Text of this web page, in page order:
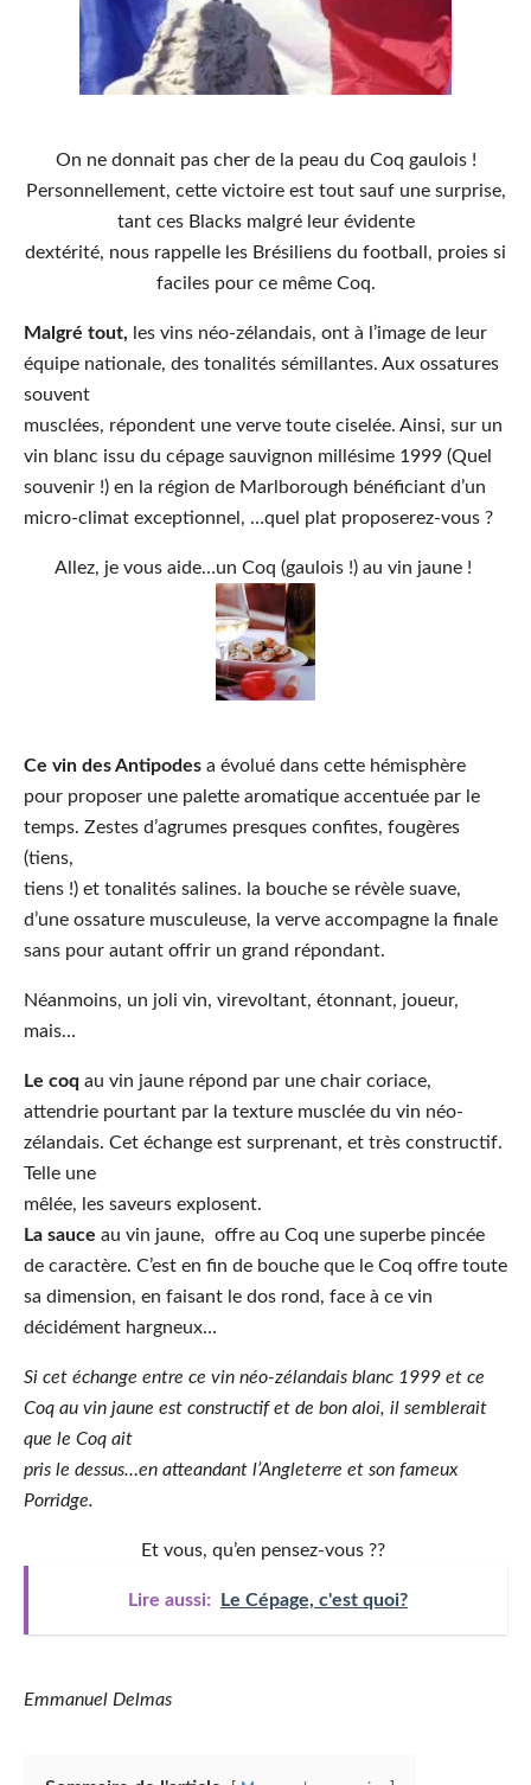
On ne donnait pas cher de la peau du Coq gaulois !
Personnellement, cette victoire est tout sauf une surprise,
tant ces Blacks malgré leur évidente
dextérité, nous rappelle les Brésiliens du football, proies si
faciles pour ce même Coq.
Malgré tout, les vins néo-zélandais, ont à l’image de leur
équipe nationale, des tonalités sémillantes. Aux ossatures
souvent
musclées, répondent une verve toute ciselée. Ainsi, sur un
vin blanc issu du cépage sauvignon millésime 1999 (Quel
souvenir !) en la région de Marlborough bénéficiant d’un
micro-climat exceptionnel, …quel plat proposerez-vous ?
Allez, je vous aide…un Coq (gaulois !) au vin jaune !
Ce vin des Antipodes a évolué dans cette hémisphère
pour proposer une palette aromatique accentuée par le
temps. Zestes d’agrumes presques confites, fougères
(tiens,
tiens !) et tonalités salines. la bouche se révèle suave,
d’une ossature musculeuse, la verve accompagne la finale
sans pour autant offrir un grand répondant.
Néanmoins, un joli vin, virevoltant, étonnant, joueur,
mais…
Le coq au vin jaune répond par une chair coriace,
attendrie pourtant par la texture musclée du vin néo-
zélandais. Cet échange est surprenant, et très constructif.
Telle une
mêlée, les saveurs explosent.
La sauce au vin jaune, offre au Coq une superbe pincée
de caractère. C’est en fin de bouche que le Coq offre toute
sa dimension, en faisant le dos rond, face à ce vin
décidément hargneux…
Si cet échange entre ce vin néo-zélandais blanc 1999 et ce
Coq au vin jaune est constructif et de bon aloi, il semblerait
que le Coq ait
pris le dessus…en atteandant l’Angleterre et son fameux
Porridge.
Et vous, qu’en pensez-vous ??
Lire aussi: Le Cépage, c'est quoi?
Emmanuel Delmas